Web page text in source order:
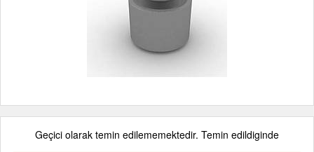
Geçici olarak temin edilememektedir. Temin edildiginde